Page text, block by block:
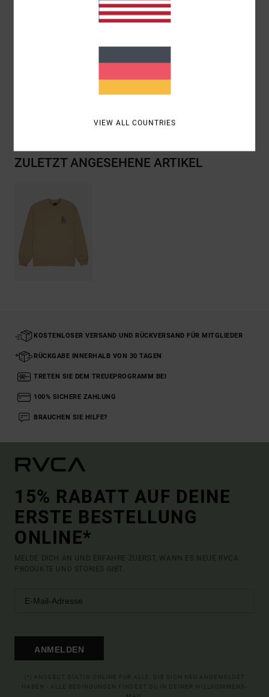
Mix aus Siebdruck und gestickten Designs auf der
recycelte Baumwolle
ZULETZT ANGESEHENE ARTIKEL
KOSTENLOSER VERSAND UND RÜCKVERSAND FÜR MITGLIEDER
RÜCKGABE INNERHALB VON 30 TAGEN
TRETEN SIE DEM TREUEPROGRAMM BEI
100% SICHERE ZAHLUNG
BRAUCHEN SIE HILFE?
15% RABATT AUF DEINE
ERSTE BESTELLUNG
ONLINE*
MELDE DICH AN UND ERFAHRE ZUERST, WANN ES NEUE RVCA
PRODUKTE UND STORIES GIBT.
ANMELDEN
VIEW ALL COUNTRIES